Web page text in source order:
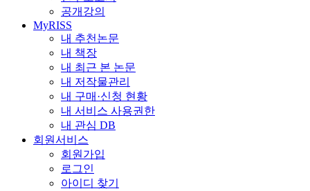
공개강의
MyRISS
내 추천논문
내 책장
내 최근 본 논문
내 저작물관리
내 구매·신청 현황
내 서비스 사용권한
내 관심 DB
회원서비스
회원가입
로그인
아이디 찾기